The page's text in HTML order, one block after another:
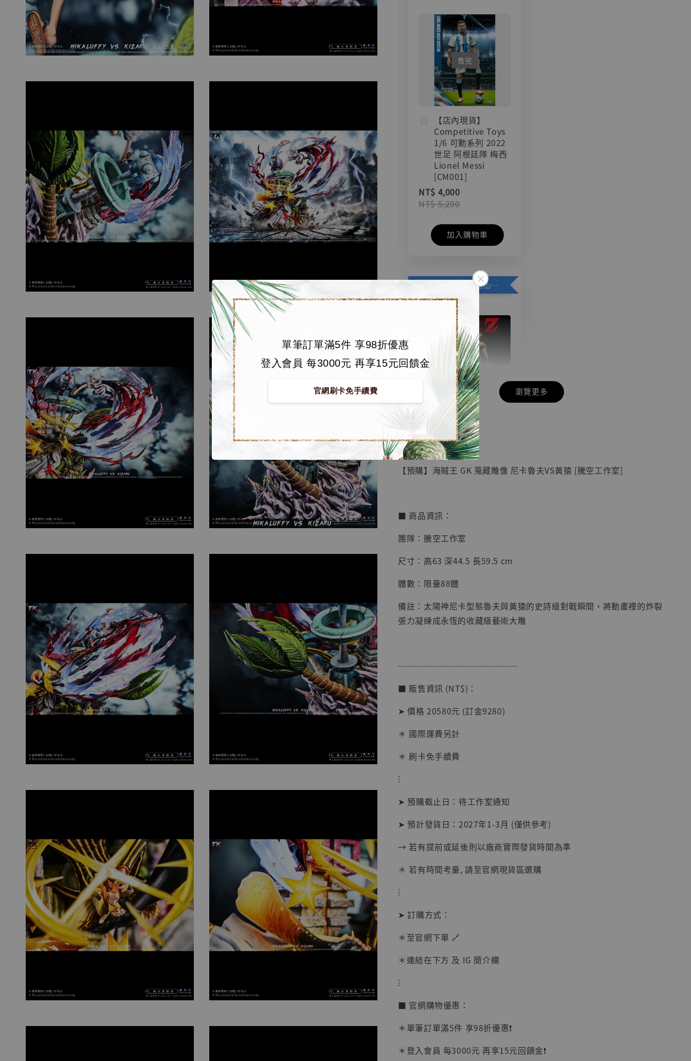
單筆訂單滿5件 享98折優惠
登入會員 每3000元 再享15元回饋金
官網刷卡免手續費
售完
【店內現貨】
Competitive Toys
1/6 可動系列 2022
世足 阿根廷隊 梅西
Lionel Messi
[CM001]
NT$ 4,000
NT$ 5,200
加入購物車
加購優惠【悟空 鳥山明紀念款 [奇蹟工作室]】
【店內現貨】七龍珠
系列蒐藏雕像 悟空
鳥山明紀念款 [奇蹟
工作室]
NT$ 4,280
- +
加入購物車
【店內現貨】海賊王
系列蒐藏雕像 布魯
克達摩 [7STARS
Studio]
NT$ 1,500
加入購物車
加購優惠【讓子彈飛 鵝城縣長 張麻子 [BK01]】
BJSTUDIO 1/6系列
可動蒐藏人偶 讓子
彈飛 鵝城縣長 張麻
子 [BK01]
NT$ 4,980
- +
瀏覽更多
🏝【無人島玩具】
【預購】海賊王 GK 蒐藏雕像 尼卡魯夫VS黃猿 [騰空工作室]
■ 商品資訊：
團隊：騰空工作室
尺寸：高63 深44.5 長59.5 cm
體數：限量88體
備註：太陽神尼卡型態魯夫與黃猿的史詩級對戰瞬間，將動畫裡的炸裂
張力凝練成永恆的收藏級藝術大雕
──────────────
■ 販售資訊 (NT$)：
➤ 價格 20580元 (訂金9280)
＊ 國際運費另計
＊ 刷卡免手續費
⁝
➤ 預購截止日：待工作室通知
➤ 預計發貨日：2027年1-3月 (僅供參考)
→ 若有提前或延後則以廠商實際發貨時間為準
＊ 若有時間考量, 請至官網現貨區選購
⁝
➤ 訂購方式：
＊至官網下單 🔗
＊連結在下方 及 IG 簡介欄
⁝
■ 官網購物優惠：
＊單筆訂單滿5件 享98折優惠❗️
＊登入會員 每3000元 再享15元回饋金❗️